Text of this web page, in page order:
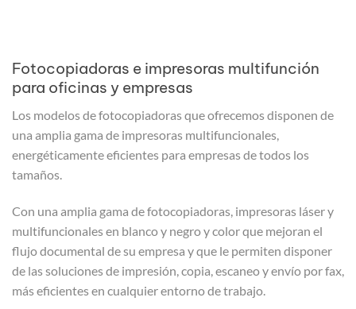
Fotocopiadoras e impresoras multifunción
para oficinas y empresas
Los modelos de fotocopiadoras que ofrecemos disponen de
una amplia gama de impresoras multifuncionales,
energéticamente eficientes para empresas de todos los
tamaños.
Con una amplia gama de fotocopiadoras, impresoras láser y
multifuncionales en blanco y negro y color que mejoran el
flujo documental de su empresa y que le permiten disponer
de las soluciones de impresión, copia, escaneo y envío por fax,
más eficientes en cualquier entorno de trabajo.